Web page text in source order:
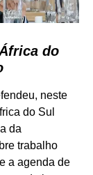
do
neste
do Sul
da
trabalho
a agenda de